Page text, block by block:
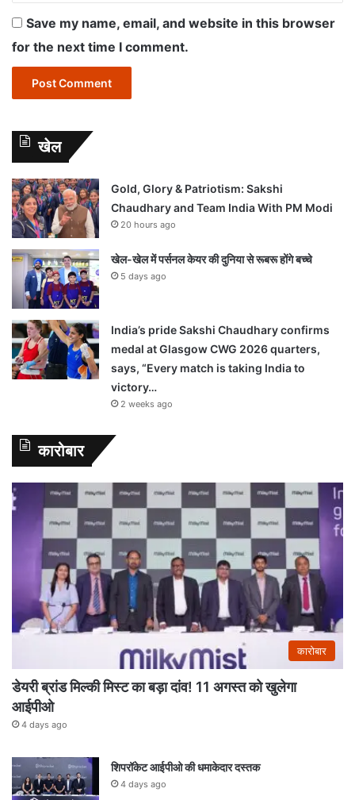
Save my name, email, and website in this browser
for the next time I comment.
खेल
Gold, Glory & Patriotism: Sakshi
Chaudhary and Team India With PM Modi
20 hours ago
खेल-खेल में पर्सनल केयर की दुनिया से रूबरू होंगे बच्चे
5 days ago
India’s pride Sakshi Chaudhary confirms
medal at Glasgow CWG 2026 quarters,
says, “Every match is taking India to
victory…
2 weeks ago
कारोबार
कारोबार
डेयरी ब्रांड मिल्की मिस्ट का बड़ा दांव! 11 अगस्त को खुलेगा
आईपीओ
4 days ago
शिपरॉकेट आईपीओ की धमाकेदार दस्तक
4 days ago